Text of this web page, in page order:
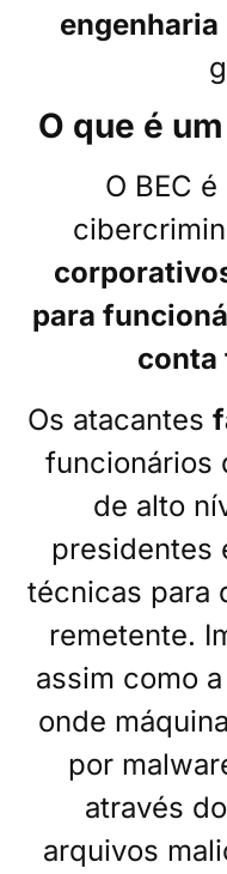
engenharia
O que é
O BEC
para
conta
Os atacantes
funcionários
de alto
presidentes
técnicas para
remetente.
assim como
onde
por
através
arquivos